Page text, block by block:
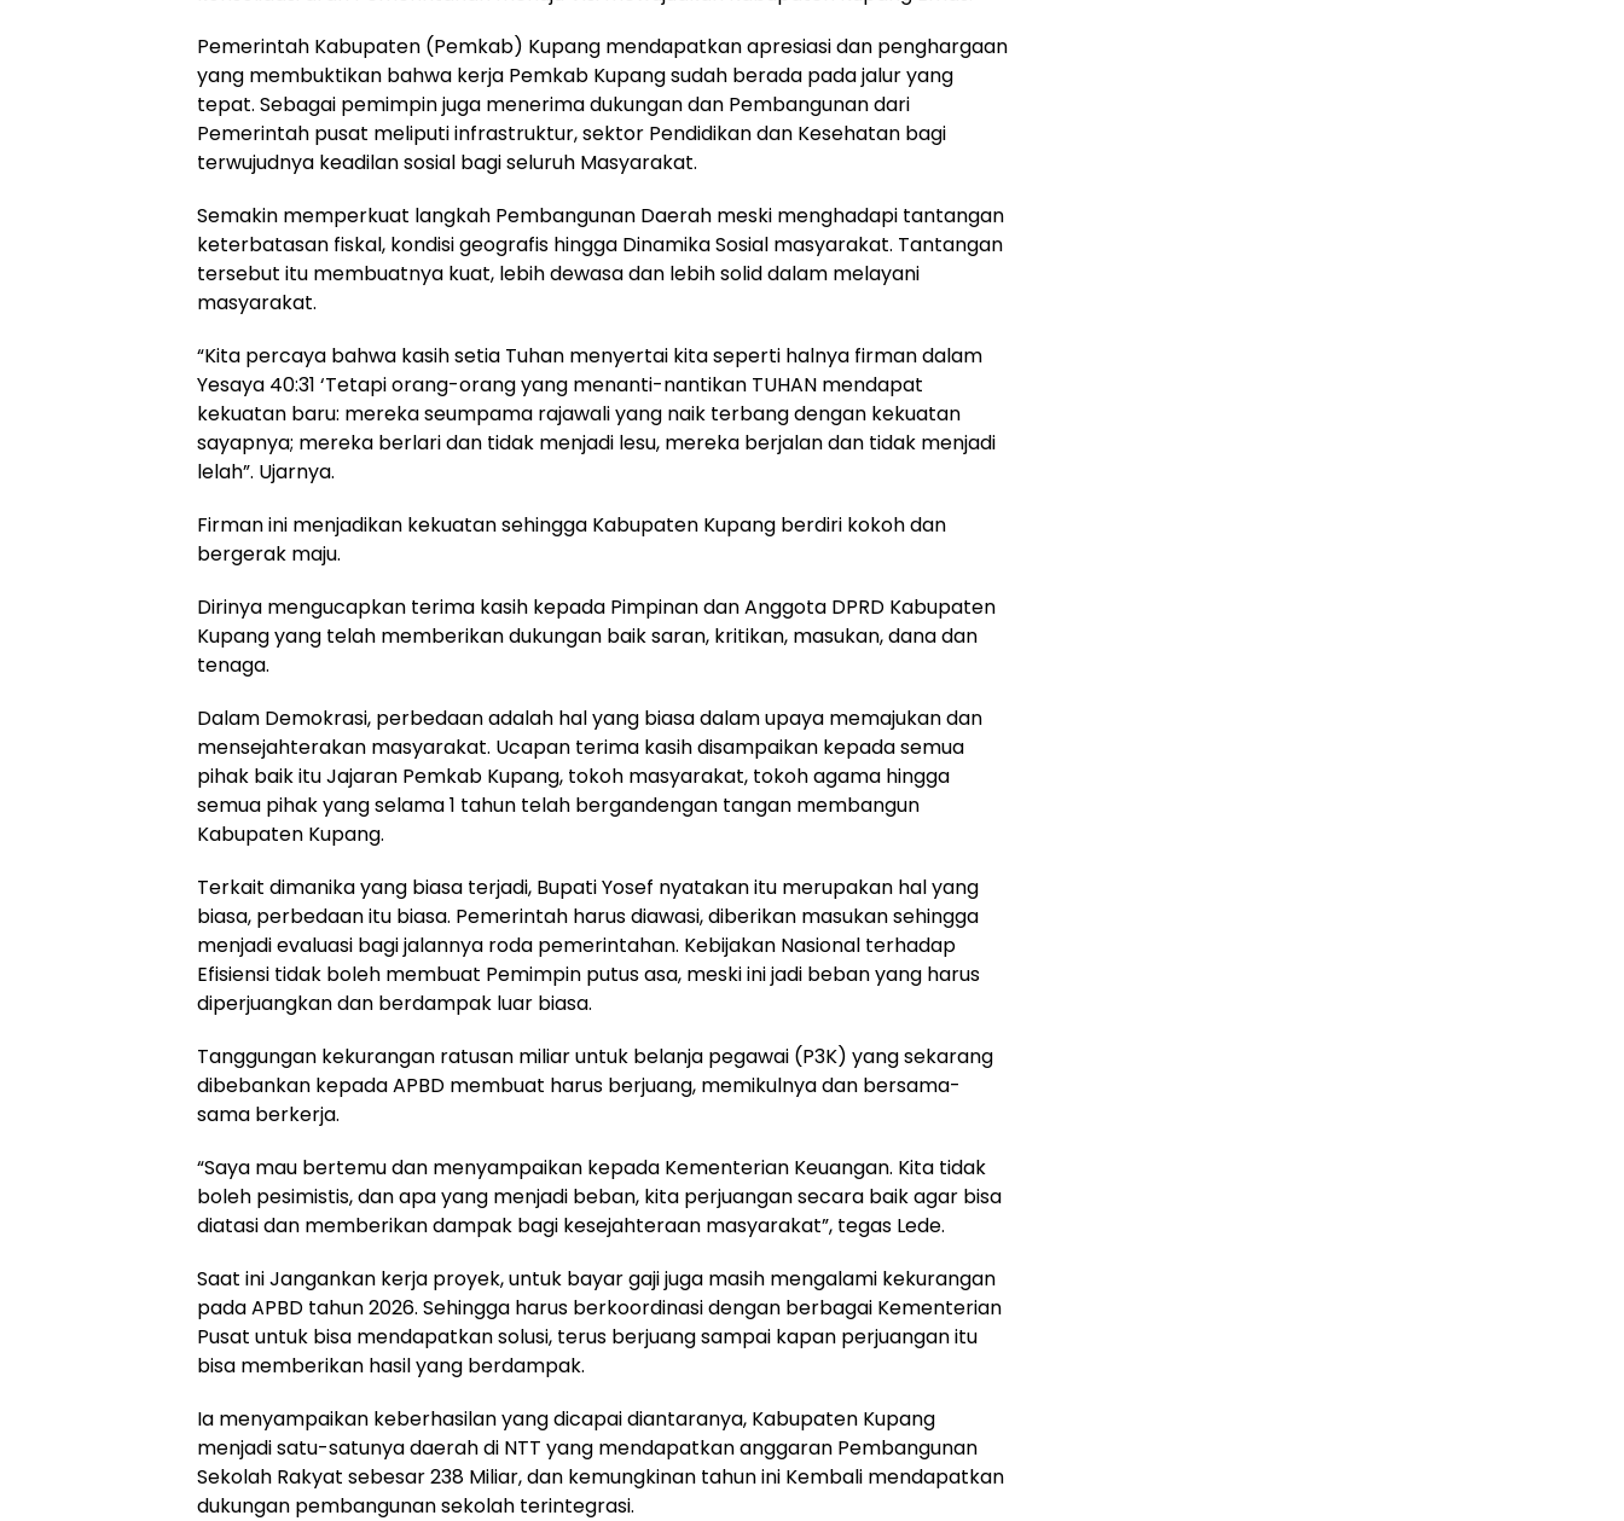
Pemerintah Kabupaten (Pemkab) Kupang mendapatkan apresiasi dan penghargaan
yang membuktikan bahwa kerja Pemkab Kupang sudah berada pada jalur yang
tepat. Sebagai pemimpin juga menerima dukungan dan Pembangunan dari
Pemerintah pusat meliputi infrastruktur, sektor Pendidikan dan Kesehatan bagi
terwujudnya keadilan sosial bagi seluruh Masyarakat.
Semakin memperkuat langkah Pembangunan Daerah meski menghadapi tantangan
keterbatasan fiskal, kondisi geografis hingga Dinamika Sosial masyarakat. Tantangan
tersebut itu membuatnya kuat, lebih dewasa dan lebih solid dalam melayani
masyarakat.
“Kita percaya bahwa kasih setia Tuhan menyertai kita seperti halnya firman dalam
Yesaya 40:31 ‘Tetapi orang-orang yang menanti-nantikan TUHAN mendapat
kekuatan baru: mereka seumpama rajawali yang naik terbang dengan kekuatan
sayapnya; mereka berlari dan tidak menjadi lesu, mereka berjalan dan tidak menjadi
lelah”. Ujarnya.
Firman ini menjadikan kekuatan sehingga Kabupaten Kupang berdiri kokoh dan
bergerak maju.
Dirinya mengucapkan terima kasih kepada Pimpinan dan Anggota DPRD Kabupaten
Kupang yang telah memberikan dukungan baik saran, kritikan, masukan, dana dan
tenaga.
Dalam Demokrasi, perbedaan adalah hal yang biasa dalam upaya memajukan dan
mensejahterakan masyarakat. Ucapan terima kasih disampaikan kepada semua
pihak baik itu Jajaran Pemkab Kupang, tokoh masyarakat, tokoh agama hingga
semua pihak yang selama 1 tahun telah bergandengan tangan membangun
Kabupaten Kupang.
Terkait dimanika yang biasa terjadi, Bupati Yosef nyatakan itu merupakan hal yang
biasa, perbedaan itu biasa. Pemerintah harus diawasi, diberikan masukan sehingga
menjadi evaluasi bagi jalannya roda pemerintahan. Kebijakan Nasional terhadap
Efisiensi tidak boleh membuat Pemimpin putus asa, meski ini jadi beban yang harus
diperjuangkan dan berdampak luar biasa.
Tanggungan kekurangan ratusan miliar untuk belanja pegawai (P3K) yang sekarang
dibebankan kepada APBD membuat harus berjuang, memikulnya dan bersama-
sama berkerja.
“Saya mau bertemu dan menyampaikan kepada Kementerian Keuangan. Kita tidak
boleh pesimistis, dan apa yang menjadi beban, kita perjuangan secara baik agar bisa
diatasi dan memberikan dampak bagi kesejahteraan masyarakat”, tegas Lede.
Saat ini Jangankan kerja proyek, untuk bayar gaji juga masih mengalami kekurangan
pada APBD tahun 2026. Sehingga harus berkoordinasi dengan berbagai Kementerian
Pusat untuk bisa mendapatkan solusi, terus berjuang sampai kapan perjuangan itu
bisa memberikan hasil yang berdampak.
Ia menyampaikan keberhasilan yang dicapai diantaranya, Kabupaten Kupang
menjadi satu-satunya daerah di NTT yang mendapatkan anggaran Pembangunan
Sekolah Rakyat sebesar 238 Miliar, dan kemungkinan tahun ini Kembali mendapatkan
dukungan pembangunan sekolah terintegrasi.